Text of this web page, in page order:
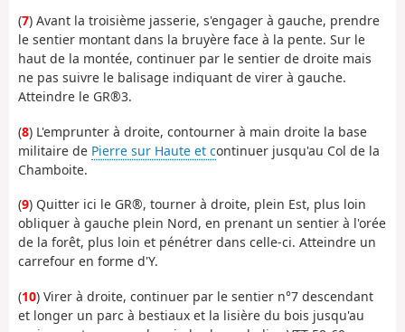
(7) Avant la troisième jasserie, s'engager à gauche, prendre
le sentier montant dans la bruyère face à la pente. Sur le
haut de la montée, continuer par le sentier de droite mais
ne pas suivre le balisage indiquant de virer à gauche.
Atteindre le GR®3.
(8) L'emprunter à droite, contourner à main droite la base
militaire de Pierre sur Haute et continuer jusqu'au Col de la
Chamboite.
(9) Quitter ici le GR®, tourner à droite, plein Est, plus loin
obliquer à gauche plein Nord, en prenant un sentier à l'orée
de la forêt, plus loin et pénétrer dans celle-ci. Atteindre un
carrefour en forme d'Y.
(10) Virer à droite, continuer par le sentier n°7 descendant
et longer un parc à bestiaux et la lisière du bois jusqu'au